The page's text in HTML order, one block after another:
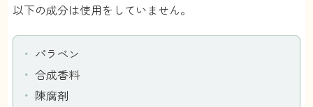
以下の成分は使用をしていません。
パラベン
合成香料
陳腐剤